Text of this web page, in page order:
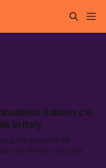
italiano c’è
in Italy
alla crescita del
con Oliviero Toscani ed